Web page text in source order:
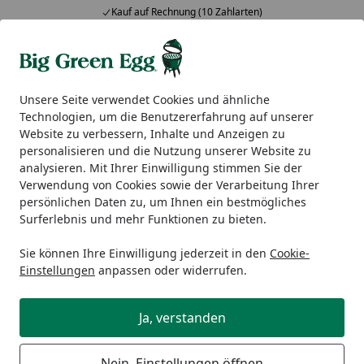
Unsere Seite verwendet Cookies und ähnliche
Technologien, um die Benutzererfahrung auf unserer
Website zu verbessern, Inhalte und Anzeigen zu
personalisieren und die Nutzung unserer Website zu
analysieren. Mit Ihrer Einwilligung stimmen Sie der
Verwendung von Cookies sowie der Verarbeitung Ihrer
persönlichen Daten zu, um Ihnen ein bestmögliches
Surferlebnis und mehr Funktionen zu bieten.
Sie können Ihre Einwilligung jederzeit in den Cookie-
Einstellungen anpassen oder widerrufen.
Ja, verstanden
Kauf auf Rechnung (10 Zahlarten)
Alle Produkte
Mein Konto
Suchen
Startseite
Big Green Egg Zubehör Kohle & Räucherholz
Big Green Egg Holzchips Hickory